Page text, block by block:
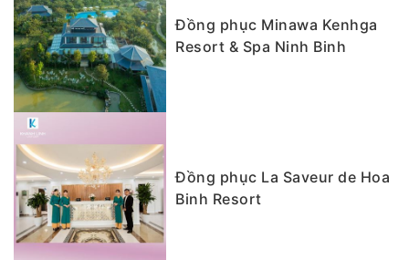
Đồng phục Minawa Kenhga
Resort & Spa Ninh Binh
Đồng phục La Saveur de Hoa
Binh Resort